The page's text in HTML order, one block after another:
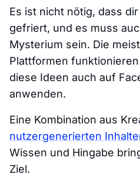
Es ist nicht nötig, dass
gefriert, und es muss
Mysterium sein. Die
Plattformen
diese Ideen auch auf
anwenden.
Eine Kombination aus
nutzergenerierten
Wissen und Hingabe
Ziel.